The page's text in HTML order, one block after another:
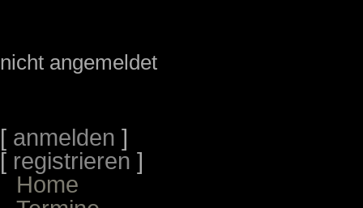
nicht angemeldet
[ anmelden ]
[ registrieren ]
Home